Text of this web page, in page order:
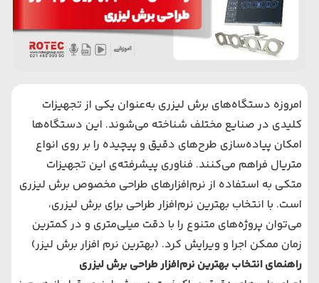
امروزه دستگاه‌های برش لیزری به‌عنوان یکی از تجهیزات
کلیدی در صنایع مختلف شناخته می‌شوند. این دستگاه‌ها
امکان پیاده‌سازی طرح‌های دقیق و پیچیده را بر روی انواع
متریال فراهم می‌کنند. فناوری پیشرفته‌ی این تجهیزات
متکی به استفاده از نرم‌افزارهای طراحی مخصوص برش لیزری
است. با انتخاب بهترین نرم‌افزار طراحی برای برش لیزری،
می‌توان پروژه‌های متنوع را با دقت میلی‌متری و در کمترین
زمان ممکن اجرا و ویرایش کرد. (بهترین نرم افزار برش لیزر)
راهنمای انتخاب بهترین نرم‌افزار طراحی برش لیزری